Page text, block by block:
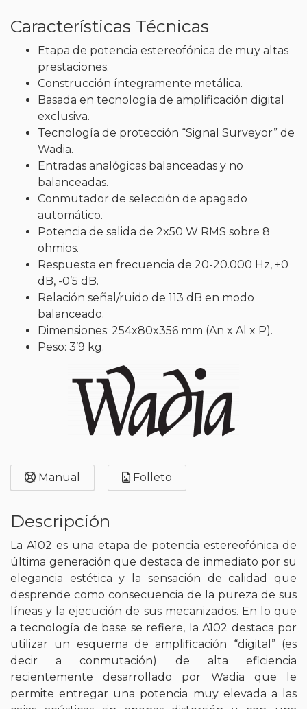
Características Técnicas
Etapa de potencia estereofónica de muy altas
prestaciones.
Construcción íntegramente metálica.
Basada en tecnología de amplificación digital
exclusiva.
Tecnología de protección “Signal Surveyor” de
Wadia.
Entradas analógicas balanceadas y no
balanceadas.
Conmutador de selección de apagado
automático.
Potencia de salida de 2x50 W RMS sobre 8
ohmios.
Respuesta en frecuencia de 20-20.000 Hz, +0
dB, -0’5 dB.
Relación señal/ruido de 113 dB en modo
balanceado.
Dimensiones: 254x80x356 mm (An x Al x P).
Peso: 3’9 kg.
Manual Folleto
Descripción
La A102 es una etapa de potencia estereofónica de
última generación que destaca de inmediato por su
elegancia estética y la sensación de calidad que
desprende como consecuencia de la pureza de sus
líneas y la ejecución de sus mecanizados. En lo que
a tecnología de base se refiere, la A102 destaca por
utilizar un esquema de amplificación “digital” (es
decir a conmutación) de alta eficiencia
recientemente desarrollado por Wadia que le
permite entregar una potencia muy elevada a las